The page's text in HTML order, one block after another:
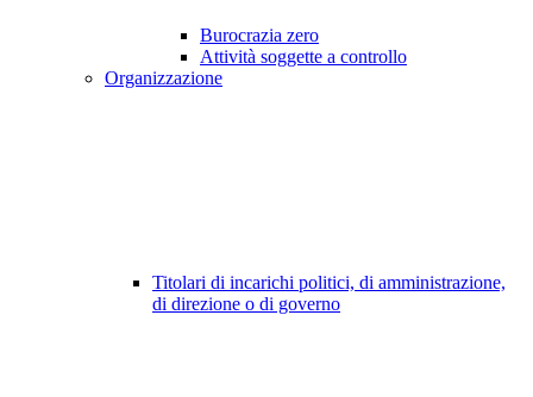
Burocrazia zero
Attività soggette a controllo
Organizzazione
Titolari di incarichi politici, di amministrazione,
di direzione o di governo